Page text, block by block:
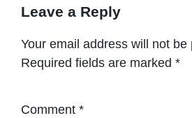
Leave a Reply
Your email address will not be
Required fields are marked *
Comment *